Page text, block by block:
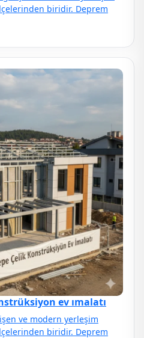
biridir. Deprem
ev ımalatı
ve modern yerleşim
biridir. Deprem